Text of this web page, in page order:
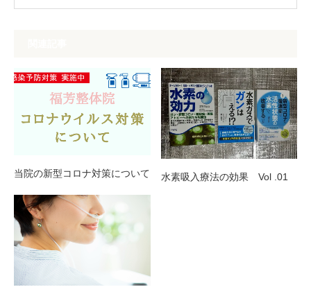
当院の新型コロナ対策について 水素吸入療法の効果 Vol .01